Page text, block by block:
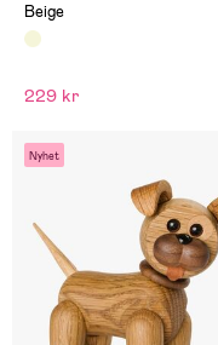
Beige
229 kr
Nyhet